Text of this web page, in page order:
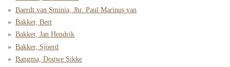
Baerdt van Sminia, Jhr. Paul Marinus van
Bakker, Bert
Bakker, Jan Hendrik
Bakker, Sjoerd
Bangma, Douwe Sikke